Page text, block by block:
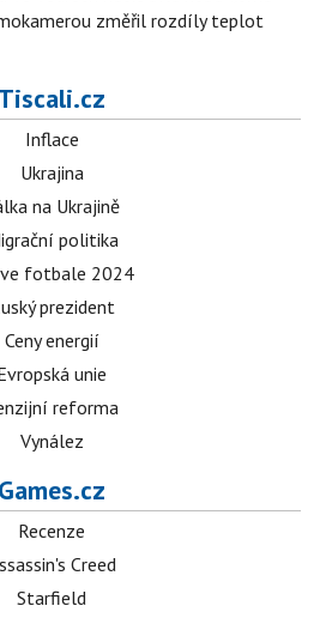
změřil rozdíly teplot
Tiscali.cz
Inflace
Ukrajina
na Ukrajině
politika
fotbale 2024
prezident
Ceny energií
unie
reforma
Vynález
Games.cz
Recenze
Creed
Starfield